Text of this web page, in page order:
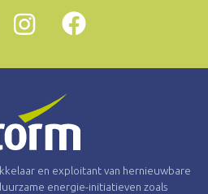
en exploitant van hernieuwbare
energie-initiatieven zoals